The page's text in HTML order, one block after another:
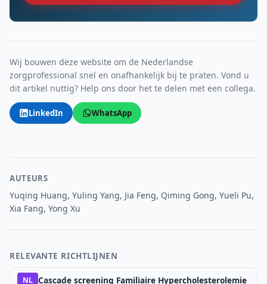
Wij bouwen deze website om de Nederlandse
zorgprofessional snel en onafhankelijk bij te praten. Vond u
dit artikel nuttig? Help ons door het te delen met een collega.
LinkedIn WhatsApp
AUTEURS
Yuqing Huang, Yuling Yang, Jia Feng, Qiming Gong, Yueli Pu,
Xia Fang, Yong Xu
RELEVANTE RICHTLIJNEN
NL Cascade screening Familiaire Hypercholesterolemie